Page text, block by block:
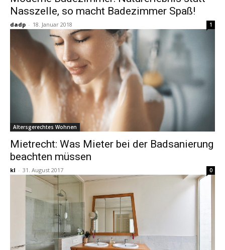
Nasszelle, so macht Badezimmer Spaß!
dadp - 18. Januar 2018 1
Altersgerechtes Wohnen
Mietrecht: Was Mieter bei der Badsanierung
beachten müssen
kl - 31. August 2017 0